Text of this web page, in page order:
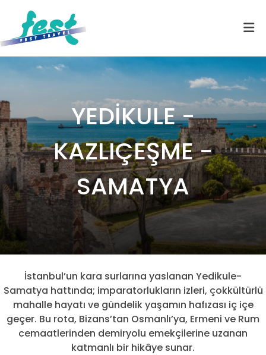
YEDİKULE -
KAZLIÇEŞME -
SAMATYA
İstanbul’un kara surlarına yaslanan Yedikule-
Samatya hattında; imparatorlukların izleri, çokkültürlü
mahalle hayatı ve gündelik yaşamın hafızası iç içe
geçer. Bu rota, Bizans’tan Osmanlı’ya, Ermeni ve Rum
cemaatlerinden demiryolu emekçilerine uzanan
katmanlı bir hikâye sunar.